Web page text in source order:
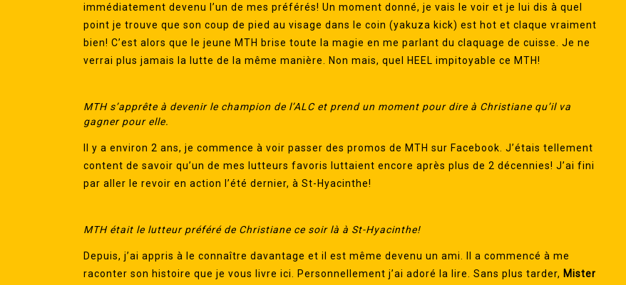
immédiatement devenu l’un de mes préférés! Un moment donné, je vais le voir et je lui dis à quel
point je trouve que son coup de pied au visage dans le coin (yakuza kick) est hot et claque vraiment
bien! C’est alors que le jeune MTH brise toute la magie en me parlant du claquage de cuisse. Je ne
verrai plus jamais la lutte de la même manière. Non mais, quel HEEL impitoyable ce MTH!
MTH s’apprête à devenir le champion de l’ALC et prend un moment pour dire à Christiane qu’il va
gagner pour elle.
Il y a environ 2 ans, je commence à voir passer des promos de MTH sur Facebook. J’étais tellement
content de savoir qu’un de mes lutteurs favoris luttaient encore après plus de 2 décennies! J’ai fini
par aller le revoir en action l’été dernier, à St-Hyacinthe!
MTH était le lutteur préféré de Christiane ce soir là à St-Hyacinthe!
Depuis, j’ai appris à le connaître davantage et il est même devenu un ami. Il a commencé à me
raconter son histoire que je vous livre ici. Personnellement j’ai adoré la lire. Sans plus tarder, Mister